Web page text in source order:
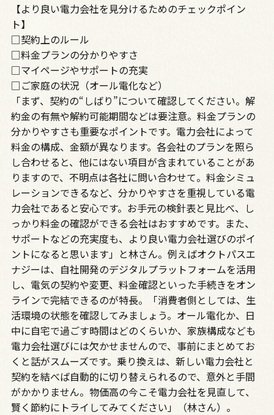
【より良い電力会社を見分けるためのチェックポイン
ト】
□契約上のルール
□料金プランの分かりやすさ
□マイページやサポートの充実
□ご家庭の状況（オール電化など）
「まず、契約の“しばり”について確認してください。解
約金の有無や解約可能期間などは要注意。料金プランの
分かりやすさも重要なポイントです。電力会社によって
料金の構成、金額が異なります。各会社のプランを照ら
し合わせると、他にはない項目が含まれていることがあ
りますので、不明点は各社に問い合わせて。料金シミュ
レーションできるなど、分かりやすさを重視している電
力会社であると安心です。お手元の検針表と見比べ、し
っかり料金の確認ができる会社はおすすめです。また、
サポートなどの充実度も、より良い電力会社選びのポイ
ントになると思います」と林さん。例えばオクトパスエ
ナジーは、自社開発のデジタルプラットフォームを活用
し、電気の契約や変更、料金確認といった手続きをオン
ラインで完結できるのが特長。「消費者側としては、生
活環境の状態を確認してみましょう。オール電化か、日
中に自宅で過ごす時間はどのくらいか、家族構成なども
電力会社選びには欠かせませんので、事前にまとめてお
くと話がスムーズです。乗り換えは、新しい電力会社と
契約を結べば自動的に切り替えられるので、意外と手間
がかかりません。物価高の今こそ電力会社を見直して、
賢く節約にトライしてみてください」（林さん）。